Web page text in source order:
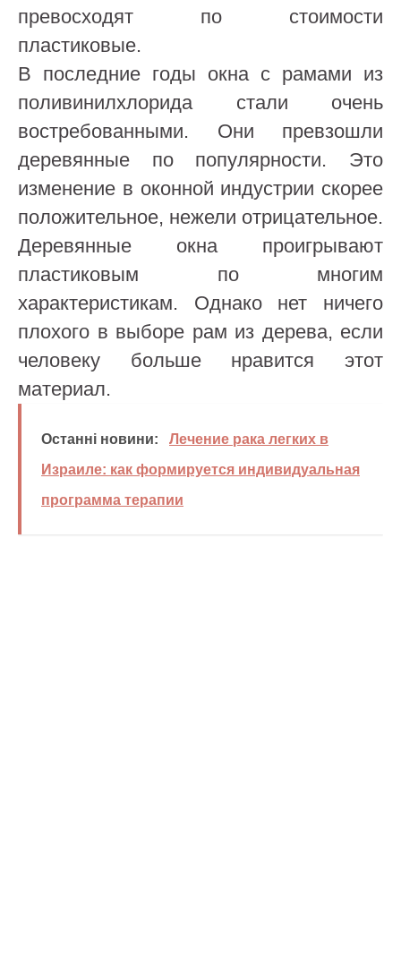
превосходят по стоимости
пластиковые.
В последние годы окна с рамами из
поливинилхлорида стали очень
востребованными. Они превзошли
деревянные по популярности. Это
изменение в оконной индустрии скорее
положительное, нежели отрицательное.
Деревянные окна проигрывают
пластиковым по многим
характеристикам. Однако нет ничего
плохого в выборе рам из дерева, если
человеку больше нравится этот
материал.
Останні новини:
Лечение рака легких в
Израиле: как формируется индивидуальная
программа терапии